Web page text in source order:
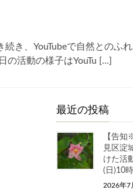
き、YouTubeで自然とのふ
活動の様子はYouTu […]
最近の投稿
【告
見区淀
けた活
(日)10時
2026年7